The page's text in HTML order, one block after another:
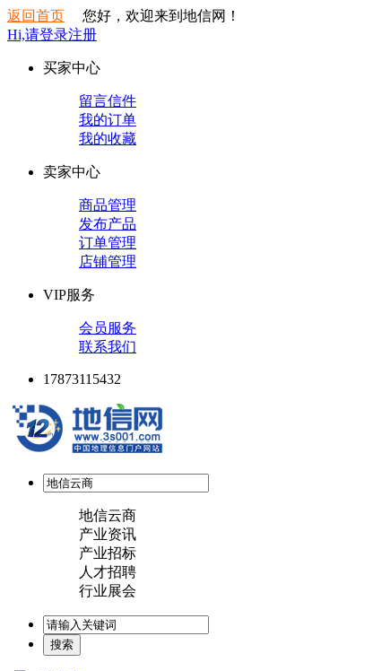
返回首页 您好，欢迎来到地信网！
Hi,请登录注册
买家中心
留言信件
我的订单
我的收藏
卖家中心
商品管理
发布产品
订单管理
店铺管理
VIP服务
会员服务
联系我们
17873115432
地信云商
产业资讯
产业招标
人才招聘
行业展会